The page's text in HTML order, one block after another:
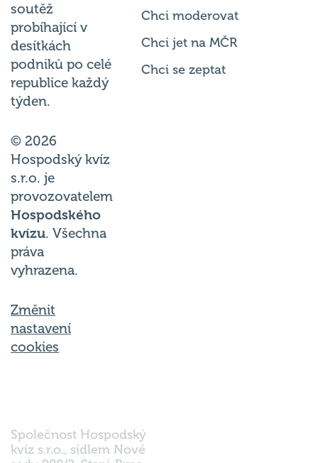
soutěž
probíhající v
desítkách
podniků po celé
republice každý
týden.
© 2026
Hospodský kvíz
s.r.o. je
provozovatelem
Hospodského
kvízu. Všechna
práva
vyhrazena.
Změnit
nastavení
cookies
Chci moderovat
Chci jet na MČR
Chci se zeptat
Společnost Hospodský
kvíz s.r.o., sídlem Nové